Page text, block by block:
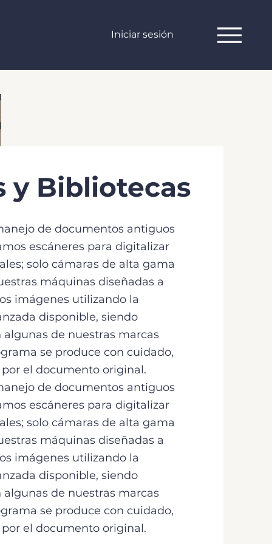
Iniciar sesión
y Bibliotecas
de documentos antiguos
escáneres para digitalizar
solo cámaras de alta gama
máquinas diseñadas a
imágenes utilizando la
disponible, siendo
de nuestras marcas
se produce con cuidado,
el documento original.
de documentos antiguos
escáneres para digitalizar
solo cámaras de alta gama
máquinas diseñadas a
imágenes utilizando la
disponible, siendo
de nuestras marcas
se produce con cuidado,
el documento original.